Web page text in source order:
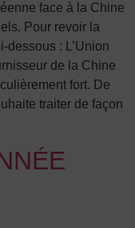
face à la Chine
Pour revoir la
dessous : L’Union
de la Chine
fort. De
traiter de façon